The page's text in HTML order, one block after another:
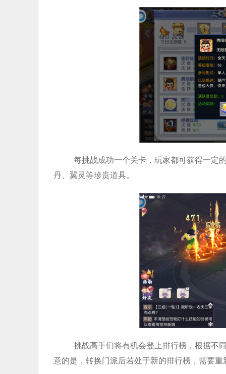
每挑战成功一个关卡，玩家都可获得一定
丹、翼灵等珍贵道具。
挑战高手们将有机会登上排行榜，根据不
意的是，转换门派后若处于新的排行榜，需要